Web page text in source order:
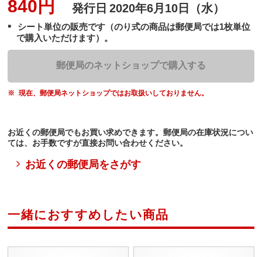
840円 発行日 2020年6月10日（水）
シート単位の販売です（のり式の商品は郵便局では1枚単位
で購入いただけます）。
郵便局のネットショップで購入する
現在、郵便局ネットショップではお取扱いしておりません。
お近くの郵便局でもお買い求めできます。郵便局の在庫状況につい
ては、お手数ですが直接お問い合わせください。
お近くの郵便局をさがす
一緒におすすめしたい商品